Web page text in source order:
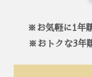
※お気軽に1年
※おトクな3年